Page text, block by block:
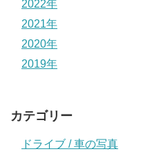
2022年
2021年
2020年
2019年
カテゴリー
ドライブ / 車の写真